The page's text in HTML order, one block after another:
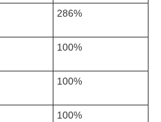
286%
100%
100%
100%